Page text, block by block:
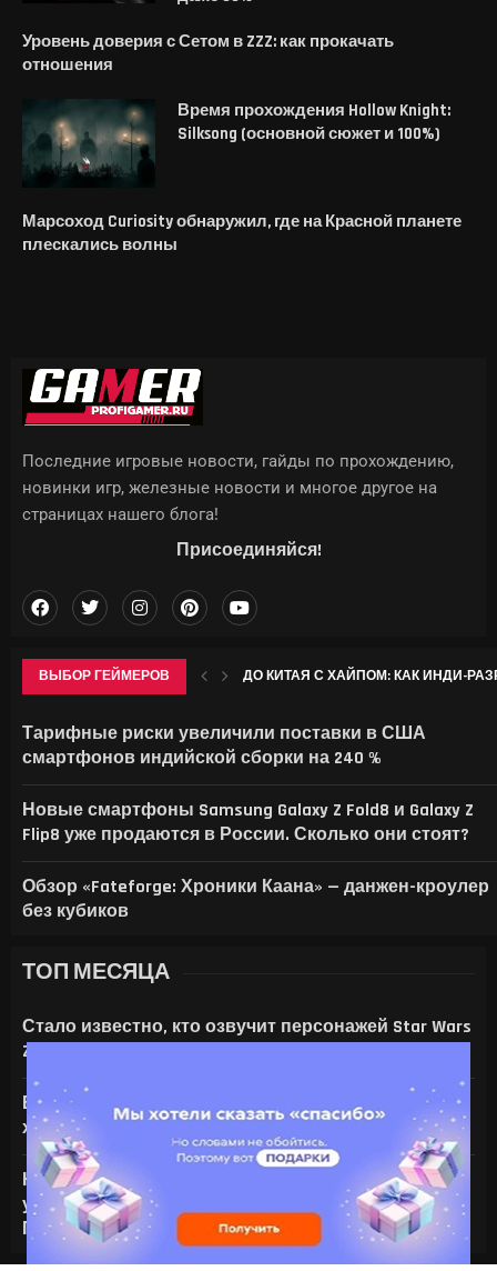
Уровень доверия с Сетом в ZZZ: как прокачать
отношения
Время прохождения Hollow Knight:
Silksong (основной сюжет и 100%)
Марсоход Curiosity обнаружил, где на Красной планете
плескались волны
ВЫБОР ГЕЙМЕРОВ ДО КИТАЯ С ХАЙПОМ: КАК ИНДИ-
Тарифные риски увеличили поставки в США
смартфонов индийской сборки на 240 %
Новые смартфоны Samsung Galaxy Z Fold8 и Galaxy Z
Flip8 уже продаются в России. Сколько они стоят?
Обзор «Fateforge: Хроники Каана» — данжен-кроулер
без кубиков
Последние игровые новости, гайды по прохождению,
новинки игр, железные новости и многое другое на
страницах нашего блога!
Присоединяйся!
ТОП МЕСЯЦА
Стало известно, кто озвучит персонажей Star Wars
Zero Company
Все амулеты и кольца в Gothic 1 Remake:
характеристики и способы получения
На что только не идут ради ИИ — энтузиаст
установил серверную NVIDIA Tesla V100 в игровой
ПК с RTX 4080